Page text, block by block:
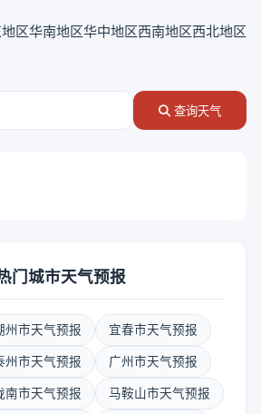
区华南地区华中地区西南地区西北地区
查询天气
门城市天气预报
州市天气预报 宜春市天气预报
州市天气预报 广州市天气预报
南市天气预报 马鞍山市天气预报